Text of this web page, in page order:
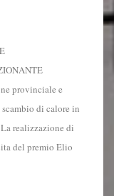
provinciale e
di calore in
realizzazione di
del premio Elio